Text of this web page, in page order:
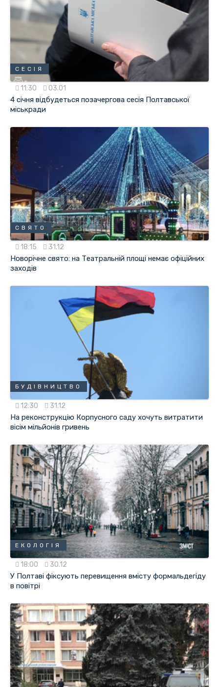
СЕСІЯ
11:30 03.01
4 січня відбудеться позачергова сесія Полтавської
міськради
СВЯТО
18:15 31.12
Новорічне свято: на Театральній площі немає офіційних
заходів
БУДІВНИЦТВО
12:30 31.12
На реконструкцію Корпусного саду хочуть витратити
вісім мільйонів гривень
ЕКОЛОГІЯ
18:00 30.12
У Полтаві фіксують перевищення вмісту формальдегіду
в повітрі